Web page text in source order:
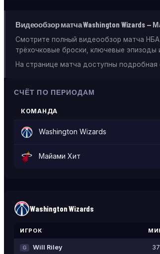
Видеообзор матча Washington Wizards —
Смотрите полный видеообзор матча
трёхочковые броски, ключевые
На странице матча доступны подробная
СЧЁТ ПО ПЕРИОДАМ
КОМАНДА
Washington Wizards
Майами Хит
Washington Wizards
ИГРОК
G Will Riley 37